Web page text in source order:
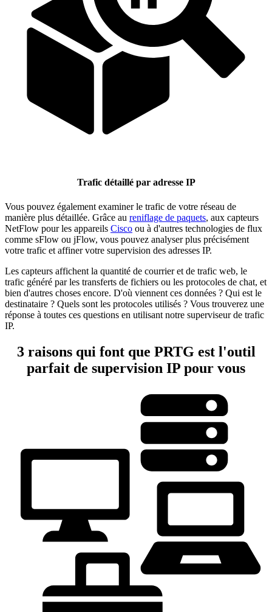
Trafic détaillé par adresse IP
Vous pouvez également examiner le trafic de votre réseau de
manière plus détaillée. Grâce au reniflage de paquets, aux capteurs
NetFlow pour les appareils Cisco ou à d'autres technologies de flux
comme sFlow ou jFlow, vous pouvez analyser plus précisément
votre trafic et affiner votre supervision des adresses IP.
Les capteurs affichent la quantité de courrier et de trafic web, le
trafic généré par les transferts de fichiers ou les protocoles de chat, et
bien d'autres choses encore. D'où viennent ces données ? Qui est le
destinataire ? Quels sont les protocoles utilisés ? Vous trouverez une
réponse à toutes ces questions en utilisant notre superviseur de trafic
IP.
3 raisons qui font que PRTG est l'outil
parfait de supervision IP pour vous